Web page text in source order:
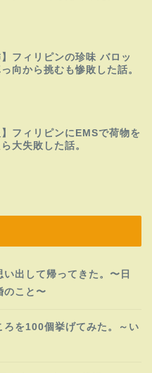
】フィリピンの珍味 バロッ
っ向から挑むも惨敗した話。
】フィリピンにEMSで荷物を
大失敗した話。
出して帰ってきた。〜日
のこと〜
ろを100個挙げてみた。～い